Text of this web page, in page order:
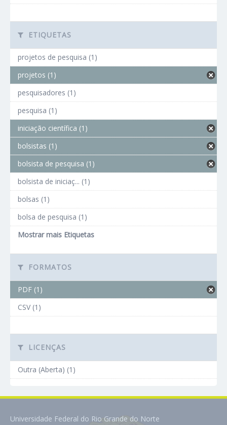
ETIQUETAS
projetos de pesquisa (1)
projetos (1)
pesquisadores (1)
pesquisa (1)
iniciação científica (1)
bolsistas (1)
bolsista de pesquisa (1)
bolsista de iniciaç... (1)
bolsas (1)
bolsa de pesquisa (1)
Mostrar mais Etiquetas
FORMATOS
PDF (1)
CSV (1)
LICENÇAS
Outra (Aberta) (1)
Universidade Federal do Rio Grande do Norte